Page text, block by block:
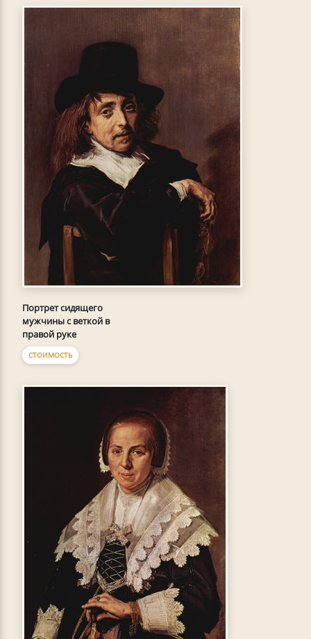
Портрет сидящего
мужчины с веткой в
правой руке
СТОИМОСТЬ